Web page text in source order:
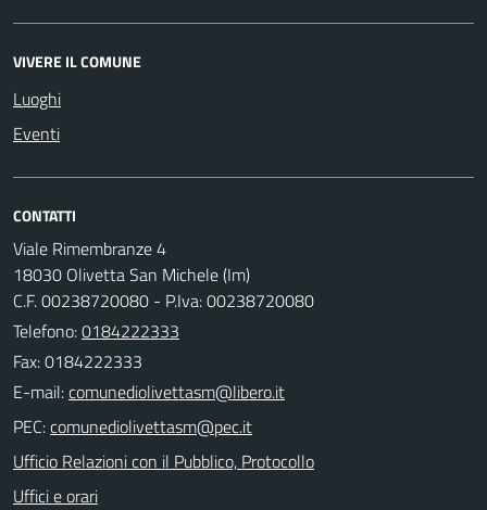
VIVERE IL COMUNE
Luoghi
Eventi
CONTATTI
Viale Rimembranze 4
18030 Olivetta San Michele (Im)
C.F. 00238720080 - P.Iva: 00238720080
Telefono:0184222333
Fax: 0184222333
E-mail:
PEC:
Ufficio Relazioni con il Pubblico, Protocollo
Uffici e orari